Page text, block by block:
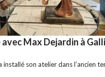
Max Dejardin à
installé son atelier dans l’ancien